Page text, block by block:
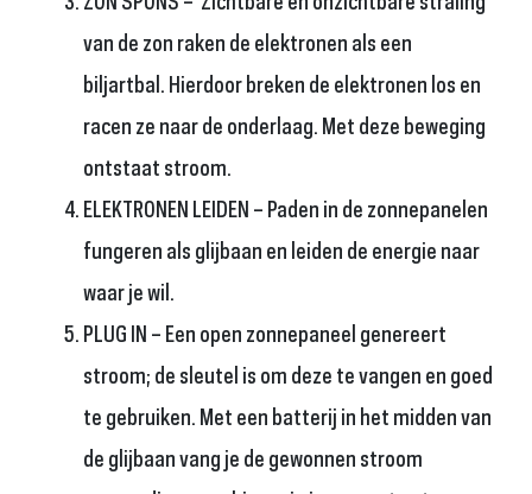
van de zon raken de elektronen als een
biljartbal. Hierdoor breken de elektronen los en
racen ze naar de onderlaag. Met deze beweging
ontstaat stroom.
ELEKTRONEN LEIDEN – Paden in de zonnepanelen
fungeren als glijbaan en leiden de energie naar
waar je wil.
PLUG IN – Een open zonnepaneel genereert
stroom; de sleutel is om deze te vangen en goed
te gebruiken. Met een batterij in het midden van
de glijbaan vang je de gewonnen stroom